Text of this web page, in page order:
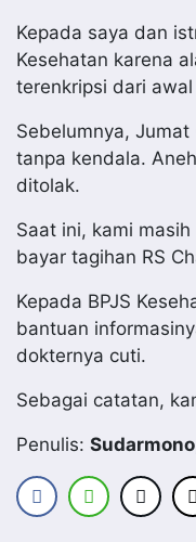
Kepada saya dan
Kesehatan karena
terenkripsi dari
Sebelumnya,
tanpa kendala.
ditolak.
Saat ini, kami
bayar tagihan RS
Kepada BPJS
bantuan
dokternya cuti.
Sebagai catatan,
Penulis: Sudarmono